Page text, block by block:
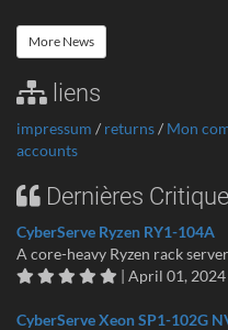
More News
liens
impressum / returns/ Mon
accounts
Dernières
CyberServe Ryzen RY1-104A
A core-heavy Ryzen rack
| April 01, 2024
CyberServe Xeon SP1-102G